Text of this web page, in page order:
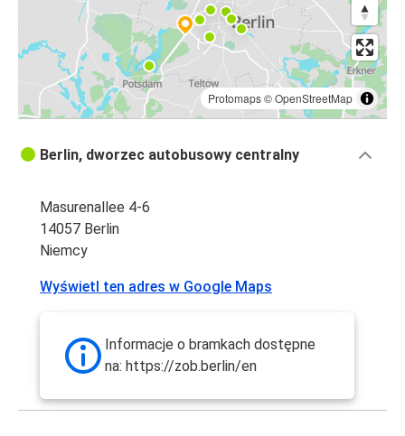
Protomaps©OpenStreetMap
Berlin, dworzec autobusowy centralny
Masurenallee 4-6
14057 Berlin
Niemcy
Wyświetl ten adres w Google Maps
Informacje o bramkach dostępne
na: https://zob.berlin/en